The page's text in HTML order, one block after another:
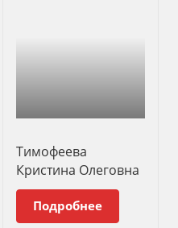
Тимофеева
Кристина Олеговна
Подробнее